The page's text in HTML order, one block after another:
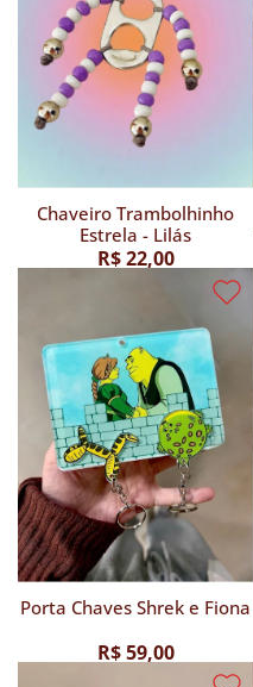
Chaveiro Trambolhinho
Estrela - Lilás
R$ 22,00
Porta Chaves Shrek e Fiona
R$ 59,00